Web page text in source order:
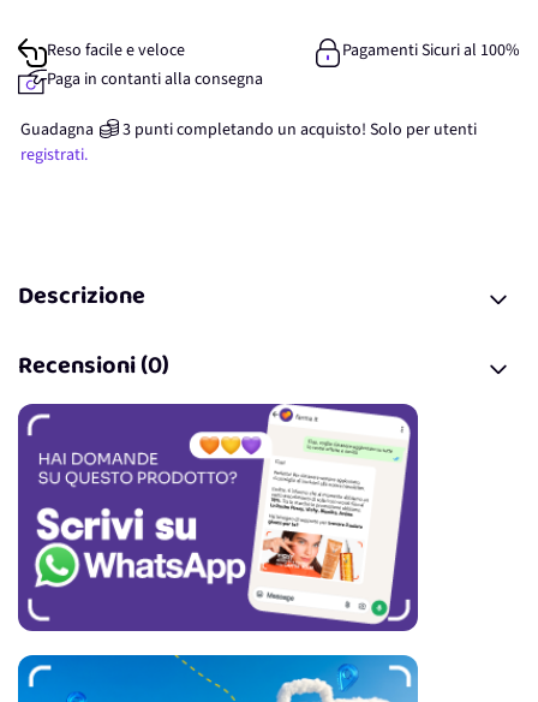
Reso facile e veloce
Pagamenti Sicuri al 100%
Paga in contanti alla consegna
Guadagna 3 punticompletando un acquisto! Solo per utenti
registrati.
Descrizione
Recensioni (0)